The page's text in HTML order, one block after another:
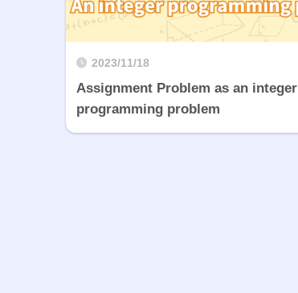
2023/11/18
Assignment Problem as an integer
programming problem